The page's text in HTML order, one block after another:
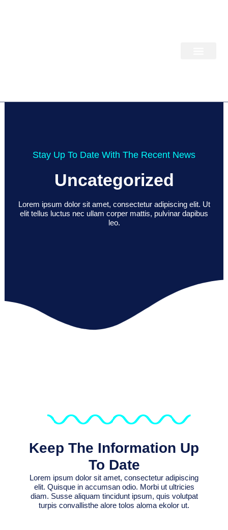
Stay Up To Date With The Recent News
Uncategorized
Lorem ipsum dolor sit amet, consectetur adipiscing elit. Ut
elit tellus luctus nec ullam corper mattis, pulvinar dapibus
leo.
Keep The Information Up
To Date
Lorem ipsum dolor sit amet, consectetur adipiscing
elit. Quisque in accumsan odio. Morbi ut ultricies
diam. Susse aliquam tincidunt ipsum, quis volutpat
turpis convallisthe alore tolos aloma ekolor ut.